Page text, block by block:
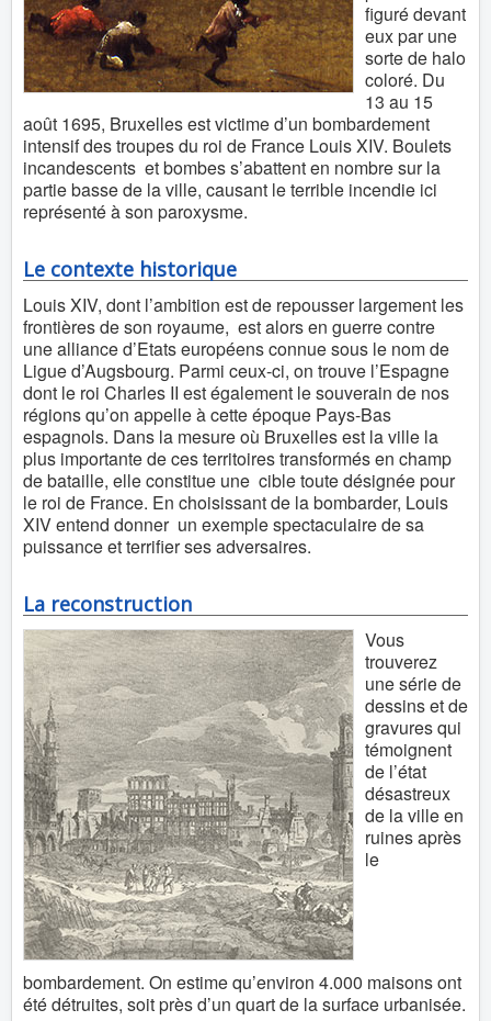
figuré devant
eux par une
sorte de halo
coloré. Du
13 au 15
août 1695, Bruxelles est victime d’un bombardement
intensif des troupes du roi de France Louis XIV. Boulets
incandescents et bombes s’abattent en nombre sur la
partie basse de la ville, causant le terrible incendie ici
représenté à son paroxysme.
Le contexte historique
Louis XIV, dont l’ambition est de repousser largement les
frontières de son royaume, est alors en guerre contre
une alliance d’Etats européens connue sous le nom de
Ligue d’Augsbourg. Parmi ceux-ci, on trouve l’Espagne
dont le roi Charles II est également le souverain de nos
régions qu’on appelle à cette époque Pays-Bas
espagnols. Dans la mesure où Bruxelles est la ville la
plus importante de ces territoires transformés en champ
de bataille, elle constitue une cible toute désignée pour
le roi de France. En choisissant de la bombarder, Louis
XIV entend donner un exemple spectaculaire de sa
puissance et terrifier ses adversaires.
La reconstruction
Vous
trouverez
une série de
dessins et de
gravures qui
témoignent
de l’état
désastreux
de la ville en
ruines après
le
bombardement. On estime qu’environ 4.000 maisons ont
été détruites, soit près d’un quart de la surface urbanisée.